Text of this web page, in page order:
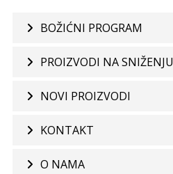
BOŽIĆNI PROGRAM
PROIZVODI NA SNIŽENJU
NOVI PROIZVODI
KONTAKT
O NAMA